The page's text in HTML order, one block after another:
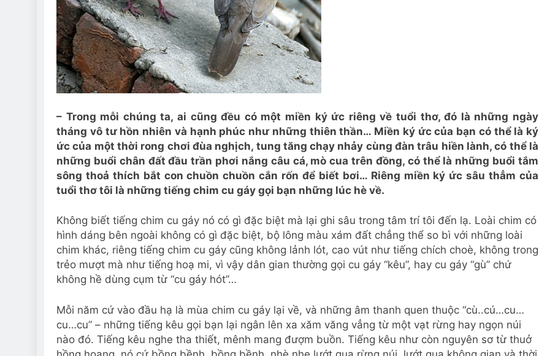
– Trong mỗi chúng ta, ai cũng đều có một miền ký ức riêng về tuổi thơ, đó là những ngày
tháng vô tư hồn nhiên và hạnh phúc như những thiên thần… Miền ký ức của bạn có thể là ký
ức của một thời rong chơi đùa nghịch, tung tăng chạy nhảy cùng đàn trâu hiền lành, có thể là
những buổi chân đất đầu trần phơi nắng câu cá, mò cua trên đồng, có thể là những buổi tắm
sông thoả thích bắt con chuồn chuồn cắn rốn để biết bơi… Riêng miền ký ức sâu thẳm của
tuổi thơ tôi là những tiếng chim cu gáy gọi bạn những lúc hè về.
Không biết tiếng chim cu gáy nó có gì đặc biệt mà lại ghi sâu trong tâm trí tôi đến lạ. Loài chim có
hình dáng bên ngoài không có gì đặc biệt, bộ lông màu xám đất chẳng thể so bì với những loài
chim khác, riêng tiếng chim cu gáy cũng không lảnh lót, cao vút như tiếng chích choè, không trong
trẻo mượt mà như tiếng hoạ mi, vì vậy dân gian thường gọi cu gáy “kêu”, hay cu gáy “gù” chứ
không hề dùng cụm từ “cu gáy hót”…
Mỗi năm cứ vào đầu hạ là mùa chim cu gáy lại về, và những âm thanh quen thuộc “cù..cú…cu…
cu…cu” – những tiếng kêu gọi bạn lại ngân lên xa xăm văng vẳng từ một vạt rừng hay ngọn núi
nào đó. Tiếng kêu nghe tha thiết, mênh mang đượm buồn. Tiếng kêu như còn nguyên sơ từ thuở